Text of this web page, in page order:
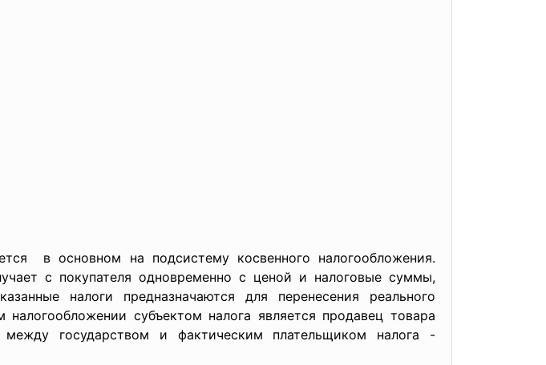
в основном на подсистему косвенного налогообложения.
с покупателя одновременно с ценой и налоговые суммы,
налоги предназначаются для перенесения реального
субъектом налога является продавец товара
государством и фактическим плательщиком налога -